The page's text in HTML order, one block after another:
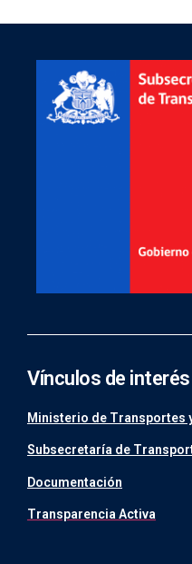
Vínculos de interés
Ministerio de Transportes
Subsecretaría de
Documentación
Transparencia Activa